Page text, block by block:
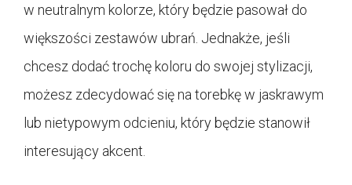
w neutralnym kolorze, który będzie pasował do
większości zestawów ubrań. Jednakże, jeśli
chcesz dodać trochę koloru do swojej stylizacji,
możesz zdecydować się na torebkę w jaskrawym
lub nietypowym odcieniu, który będzie stanowił
interesujący akcent.